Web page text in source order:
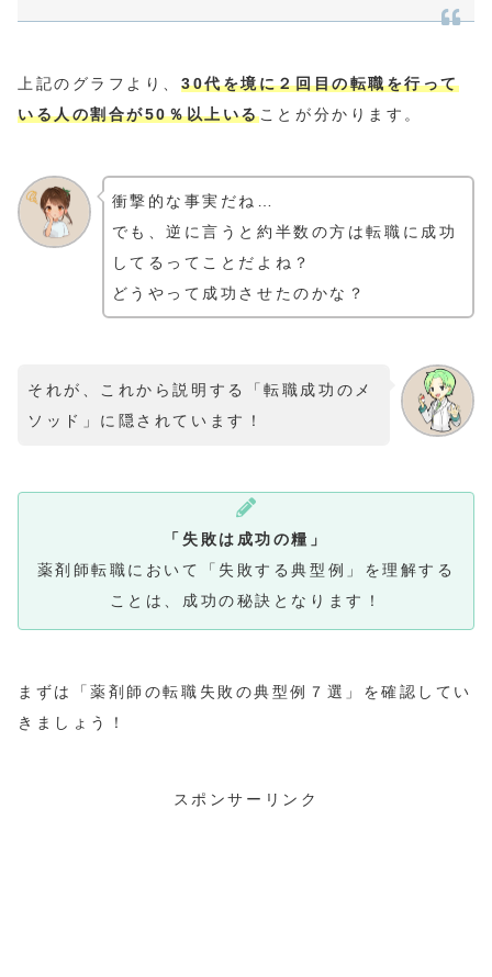
上記のグラフより、30代を境に２回目の転職を行って
いる人の割合が50％以上いることが分かります。
衝撃的な事実だね…
でも、逆に言うと約半数の方は転職に成功
してるってことだよね？
どうやって成功させたのかな？
それが、これから説明する「転職成功のメ
ソッド」に隠されています！
「失敗は成功の糧」
薬剤師転職において「失敗する典型例」を理解する
ことは、成功の秘訣となります！
まずは「薬剤師の転職失敗の典型例７選」を確認してい
きましょう！
スポンサーリンク